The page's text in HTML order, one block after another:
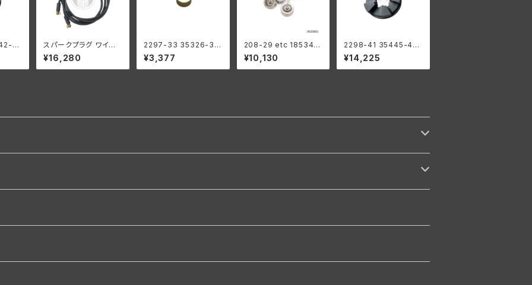
41
WL
スパークプラグ ワイヤ
ーキット ねじ込み式 真
ちゅう製 イグニッション
黒 ハーレーダビッドソ
¥16,280
2297-33 35326-33
リバース ギア ブッシン
グ メインシャフト ハー
レーダビッドソン 1941-
¥3,377
208-29 etc 18534-2
9 タペットローラーセッ
ト ベアリング付き ４個
組
¥10,130
2298-41 35445-41
シフトクラッチ セカンド
サードギア用 ハーレー
ダビッドソン 1941-73
¥14,225